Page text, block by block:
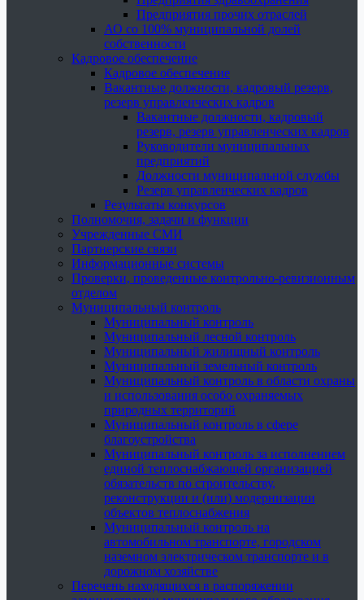
Предприятия прочих отраслей
АО со 100% муниципальной долей
собственности
Кадровое обеспечение
Кадровое обеспечение
Вакантные должности, кадровый резерв,
резерв управленческих кадров
Вакантные должности, кадровый
резерв, резерв управленческих кадров
Руководители муниципальных
предприятий
Должности муниципальной службы
Резерв управленческих кадров
Результаты конкурсов
Полномочия, задачи и функции
Учрежденные СМИ
Партнерские связи
Информационные системы
Проверки, проведенные контрольно-ревизионным
отделом
Муниципальный контроль
Муниципальный контроль
Муниципальный лесной контроль
Муниципальный жилищный контроль
Муниципальный земельный контроль
Муниципальный контроль в области охраны
и использования особо охраняемых
природных территорий
Муниципальный контроль в сфере
благоустройства
Муниципальный контроль за исполнением
единой теплоснабжающей организацией
обязательств по строительству,
реконструкции и (или) модернизации
объектов теплоснабжения
Муниципальный контроль на
автомобильном транспорте, городском
наземном электрическом транспорте и в
дорожном хозяйстве
Перечень находящихся в распоряжении